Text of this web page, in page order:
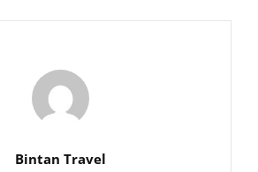
Author:
Bintan Travel